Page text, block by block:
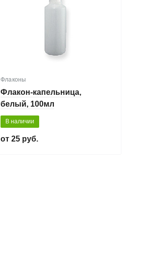
Флаконы
Флакон-капельница,
белый, 100мл
В наличии
25 руб.